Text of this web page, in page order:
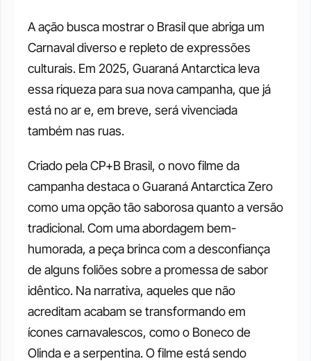
A ação busca mostraro Brasil que abriga um
Carnaval diverso e repleto de expressões
culturais. Em 2025, Guaraná Antarctica leva
essa riqueza para sua nova campanha, que já
está no ar e, em breve, será vivenciada
também nas ruas.
Criado pela CP+B Brasil, o novo filme da
campanha destaca o Guaraná Antarctica Zero
como uma opção tão saborosa quanto a versão
tradicional. Com uma abordagem bem-
humorada, a peça brinca com a desconfiança
de alguns foliões sobre a promessa de sabor
idêntico. Na narrativa, aqueles que não
acreditam acabam se transformando em
ícones carnavalescos, como o Boneco de
Olinda e a serpentina. O filme está sendo